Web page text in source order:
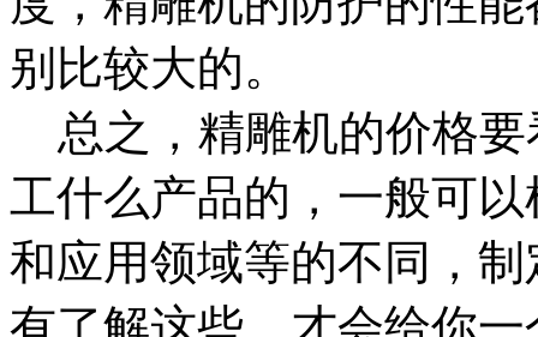
别比较大的。
总之，精雕机的价格要
工什么产品的，一般可
和应用领域等的不同，
有了解这些，才会给你